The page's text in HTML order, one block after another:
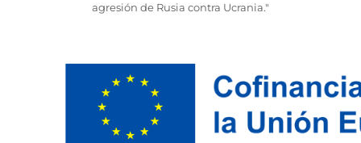
agresión de Rusia contra Ucrania."